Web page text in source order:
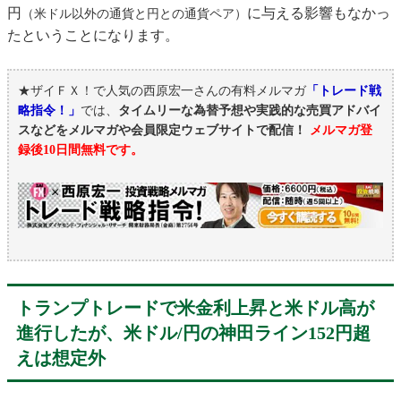
円
（米ドル以外の通貨と円との通貨ペア） に与える影響もなかっ
たということになります。
★ザイＦＸ！で人気の西原宏一さんの有料メルマガ「トレード戦
略指令！」 では、 タイムリーな為替予想や実践的な売買アドバイ
スなどをメルマガや会員限定ウェブサイトで配信！
メルマガ登
録後10日間無料です。
トランプトレードで米金利上昇と米ドル高が
進行したが、米ドル/円の神田ライン152円超
えは想定外